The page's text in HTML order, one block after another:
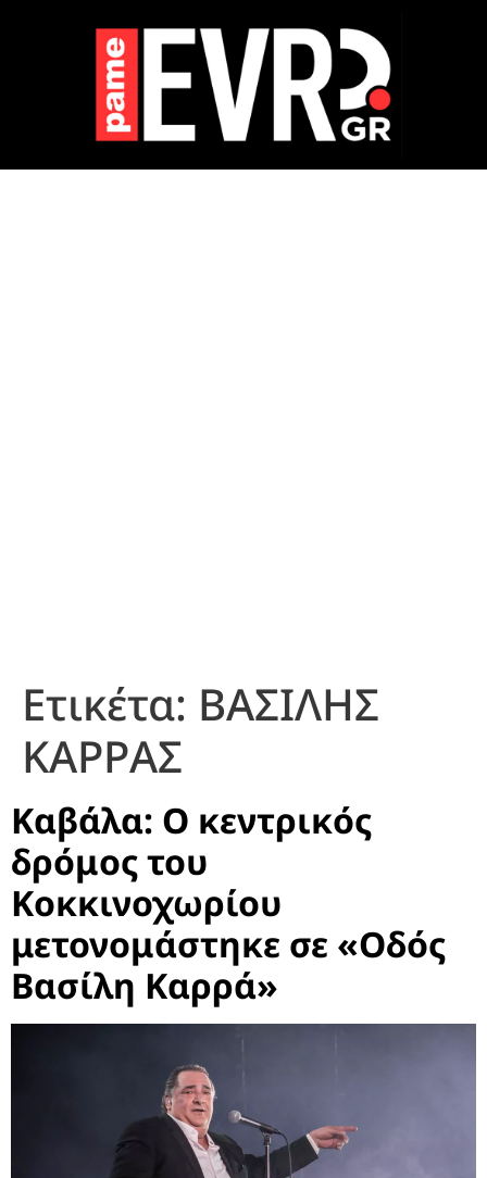
Ετικέτα: ΒΑΣΙΛΗΣ
ΚΑΡΡΑΣ
Καβάλα: Ο κεντρικός
δρόμος του
Κοκκινοχωρίου
μετονομάστηκε σε «Οδός
Βασίλη Καρρά»